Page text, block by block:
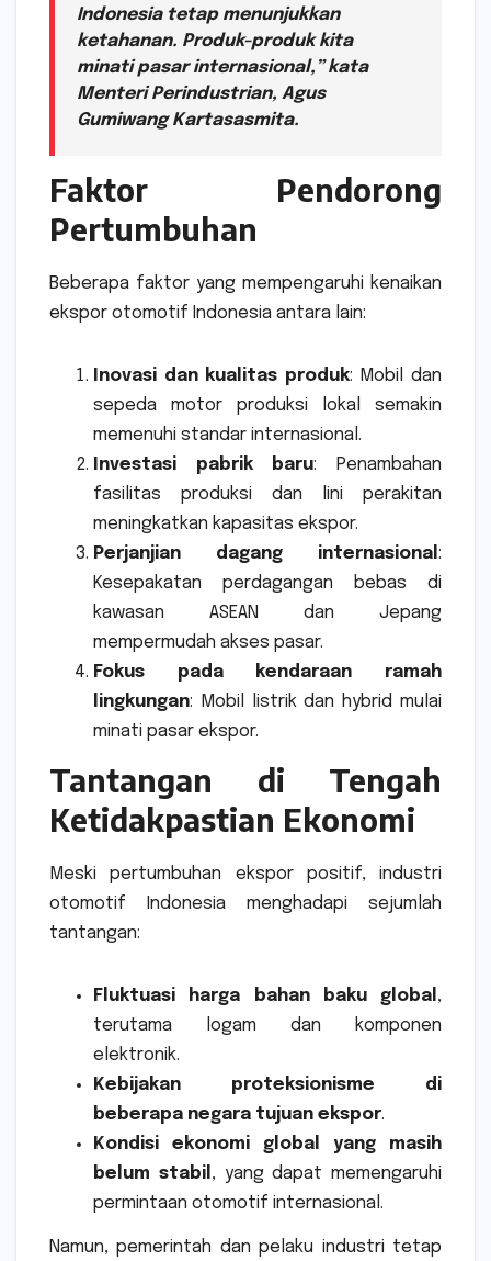
Indonesia tetap menunjukkan
ketahanan. Produk-produk kita
minati pasar internasional,” kata
Menteri Perindustrian, Agus
Gumiwang Kartasasmita.
Faktor Pendorong
Pertumbuhan
Beberapa faktor yang mempengaruhi kenaikan
ekspor otomotif Indonesia antara lain:
Inovasi dan kualitas produk: Mobil dan
sepeda motor produksi lokal semakin
memenuhi standar internasional.
Investasi pabrik baru: Penambahan
fasilitas produksi dan lini perakitan
meningkatkan kapasitas ekspor.
Perjanjian dagang internasional :
Kesepakatan perdagangan bebas di
kawasan ASEAN dan Jepang
mempermudah akses pasar.
Fokus pada kendaraan ramah
lingkungan: Mobil listrik dan hybrid mulai
minati pasar ekspor.
Tantangan di Tengah
Ketidakpastian Ekonomi
Meski pertumbuhan ekspor positif, industri
otomotif Indonesia menghadapi sejumlah
tantangan:
Fluktuasi harga bahan baku global ,
terutama logam dan komponen
elektronik.
Kebijakan proteksionisme di
beberapa negara tujuan ekspor.
Kondisi ekonomi global yang masih
belum stabil , yang dapat memengaruhi
permintaan otomotif internasional.
Namun, pemerintah dan pelaku industri tetap